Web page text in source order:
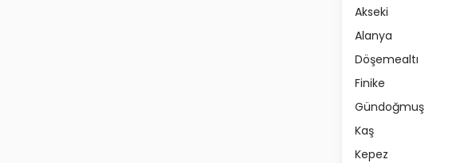
Akseki
Alanya
Döşemealtı
Finike
Gündoğmuş
Kaş
Kepez